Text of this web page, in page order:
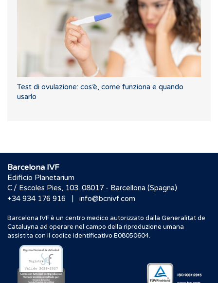
Test di ovulazione: cos’è, come funziona e quando
usarlo
Barcelona IVF
Edificio Planetarium
C./ Escoles Pies, 103. 08017 - Barcellona (Spagna)
+34 934 176 916
| info@bcnivf.com
Barcelona IVF è un centro medico autorizzato dalla Generalitat de
Cataluyna ad operare nel campo della riproduzione umana
assistita con il codice identificativo E08050604.